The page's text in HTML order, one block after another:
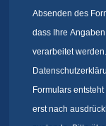
Absenden des
dass Ihre
verarbeitet
Datenschutzerklärung. Bitte beachten Sie: Durch die
Formulars
erst nach